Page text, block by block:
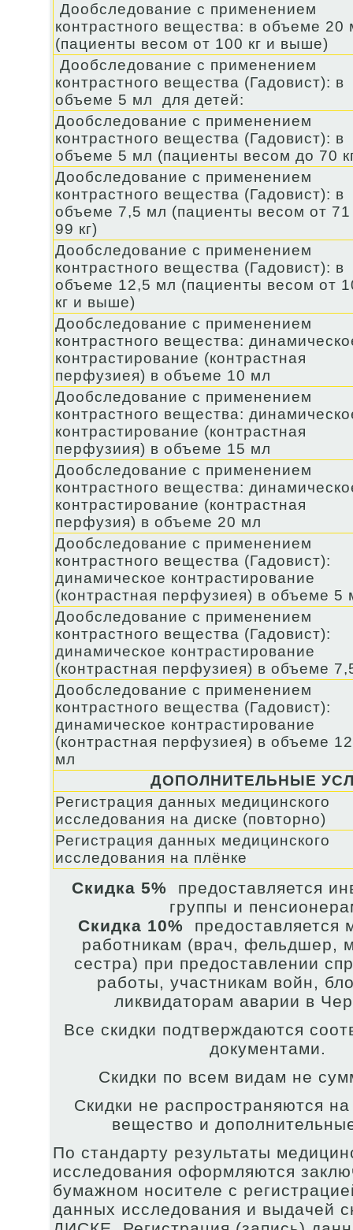
Дообследование с применением
контрастного вещества: в объеме 20
(пациенты весом от 100 кг и выше)
Дообследование с применением
контрастного вещества (Гадовист): в
объеме 5 мл для детей:
Дообследование с применением
контрастного вещества (Гадовист): в
объеме 5 мл (пациенты весом до 70
Дообследование с применением
контрастного вещества (Гадовист): в
объеме 7,5 мл (пациенты весом от
99 кг)
Дообследование с применением
контрастного вещества (Гадовист): в
объеме 12,5 мл (пациенты весом от
кг и выше)
Дообследование с применением
контрастного вещества:
контрастирование (контрастная
перфузиея) в объеме 10 мл
Дообследование с применением
контрастного вещества:
контрастирование (контрастная
перфузиия) в объеме 15 мл
Дообследование с применением
контрастного вещества:
контрастирование (контрастная
перфузия) в объеме 20 мл
Дообследование с применением
контрастного вещества (Гадовист):
динамическое контрастирование
(контрастная перфузиея) в объеме 5
Дообследование с применением
контрастного вещества (Гадовист):
динамическое контрастирование
(контрастная перфузиея) в объеме
Дообследование с применением
контрастного вещества (Гадовист):
динамическое контрастирование
(контрастная перфузиея) в объеме
мл
ДОПОЛНИТЕЛЬНЫЕ
Регистрация данных медицинского
исследования на диске (повторно)
Регистрация данных медицинского
исследования на плёнке
Скидка 5% предоставляется
группы и
Скидка 10% предоставляется
работникам (врач, фельдшер,
сестра) при предоставлении
работы, участникам войн,
ликвидаторам аварии в
Все скидки подтверждаются
документами.
Скидки по всем видам не
Скидки не распространяются
вещество и
По стандарту результаты
исследования оформляются
бумажном носителе с
данных исследования и выдачей